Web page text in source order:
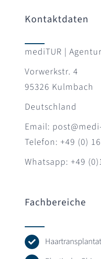
Kontaktdaten
mediTUR |
Vorwerkstr. 4
95326 Kulmbach
Deutschland
Email:
Telefon: +49 (0)
Whatsapp: +49
Fachbereiche